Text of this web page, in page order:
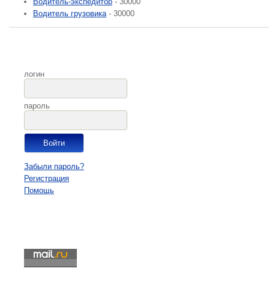
Водитель грузовика- 30000
логин
пароль
Забыли пароль?
Регистрация
Помощь